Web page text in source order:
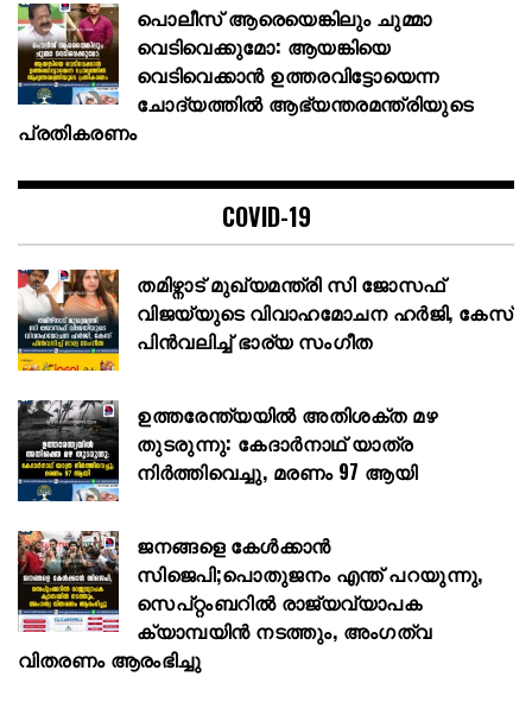
പൊലീസ് ആരെയെങ്കിലും ചുമ്മാ
വെടിവെക്കുമോ: ആയങ്കിയെ
വെടിവെക്കാൻ ഉത്തരവിട്ടോയെന്ന
ചോദ്യത്തിൽ ആഭ്യന്തരമന്ത്രിയുടെ
പ്രതികരണം
COVID-19
തമിഴ്നാട് മുഖ്യമന്ത്രി സി ജോസഫ്
വിജയ്‌യുടെ വിവാഹമോചന ഹർജി, കേസ്
പിൻവലിച്ച് ഭാര്യ സംഗീത
ഉത്തരേന്ത്യയിൽ അതിശക്ത മഴ
തുടരുന്നു: കേദാർനാഥ് യാത്ര
നിർത്തിവെച്ചു, മരണം 97 ആയി
ജനങ്ങളെ കേൾക്കാൻ
സിജെപി;പൊതുജനം എന്ത് പറയുന്നു,
സെപ്റ്റംബറിൽ രാജ്യവ്യാപക
ക്യാമ്പയിൻ നടത്തും, അംഗത്വ
വിതരണം ആരംഭിച്ചു